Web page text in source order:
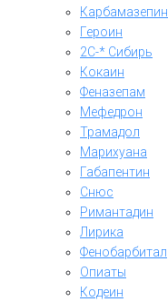
Карбамазепин
Героин
2C-* Сибирь
Кокаин
Феназепам
Мефедрон
Трамадол
Марихуана
Габапентин
Снюс
Римантадин
Лирика
Фенобарбитал
Опиаты
Кодеин